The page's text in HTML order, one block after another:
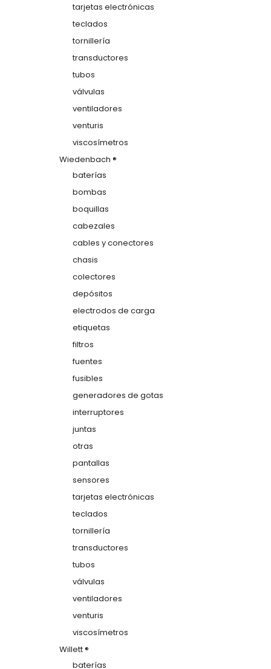
tarjetas electrónicas
teclados
tornillería
transductores
tubos
válvulas
ventiladores
venturis
viscosímetros
Wiedenbach ®
baterías
bombas
boquillas
cabezales
cables y conectores
chasis
colectores
depósitos
electrodos de carga
etiquetas
filtros
fuentes
fusibles
generadores de gotas
interruptores
juntas
otras
pantallas
sensores
tarjetas electrónicas
teclados
tornillería
transductores
tubos
válvulas
ventiladores
venturis
viscosímetros
Willett ®
baterías